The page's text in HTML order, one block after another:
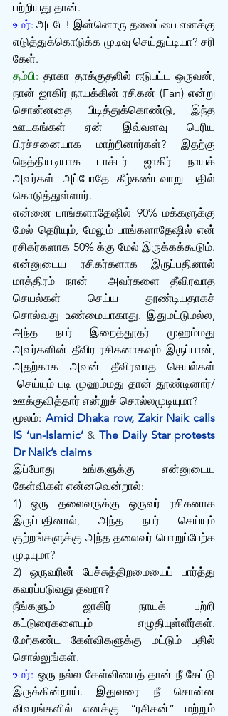
பற்றியது தான்.
உமர்: அடடே! இன்னொரு தலைப்பை எனக்கு
எடுத்துக்கொடுக்க முடிவு செய்துட்டியா? சரி
கேள்.
தம்பி: தாகா தாக்குதலில் ஈடுபட்ட ஒருவன்,
நான் ஜாகிர் நாயக்கின் ரசிகன் (Fan) என்று
சொன்னதை பிடித்துக்கொண்டு, இந்த
ஊடகங்கள் ஏன் இவ்வளவு பெரிய
பிரச்சனையாக மாற்றினார்கள்? இதற்கு
நெத்தியடியாக டாக்டர் ஜாகிர் நாயக்
அவர்கள் அப்போதே கீழ்கண்டவாறு பதில்
கொடுத்துள்ளார்.
என்னை பாங்களாதேஷில் 90% மக்களுக்கு
மேல் தெரியும், மேலும் பாங்களாதேஷில் என்
ரசிகர்களாக 50% க்கு மேல் இருக்கக்கூடும்.
என்னுடைய ரசிகர்களாக இருப்பதினால்
மாத்திரம் நான்  அவர்களை தீவிரவாத
செயல்கள் செய்ய தூண்டியதாகச்
சொல்வது உண்மையாகாது. இதுமட்டுமல்ல,
அந்த நபர் இறைத்தூதர் முஹம்மது
அவர்களின் தீவிர‌ ரசிகனாகவும் இருப்பான்,
அதற்காக அவன் தீவிரவாத செயல்கள்
செய்யும் படி முஹம்மது தான் தூண்டினார்/
ஊக்குவித்தார் என்றுச் சொல்லமுடியுமா?
மூலம்: Amid Dhaka row, Zakir Naik calls
IS ‘un-Islamic’ & The Daily Star protests
Dr Naik’s claims
இப்போது உங்களுக்கு என்னுடைய
கேள்விகள் என்னவென்றால்:
1) ஒரு தலைவருக்கு ஒருவர் ரசிகனாக
இருப்பதினால், அந்த நபர் செய்யும்
குற்றங்களுக்கு அந்த தலைவர் பொறுப்பேற்க
முடியுமா?
2) ஒருவரின் பேச்சுத்திறமையைப் பார்த்து
கவரப்படுவது தவறா?
நீங்களும் ஜாகிர் நாயக் பற்றி
கட்டுரைகளையும் எழுதியுள்ளீர்கள்.
மேற்கண்ட கேள்விகளுக்கு மட்டும் பதில்
சொல்லுங்கள்.
உமர்: ஒரு நல்ல கேள்வியைத் தான் நீ கேட்டு
இருக்கின்றாய். இதுவரை நீ சொன்ன
விவரங்களில் எனக்கு “ரசிகன்” மற்றும்